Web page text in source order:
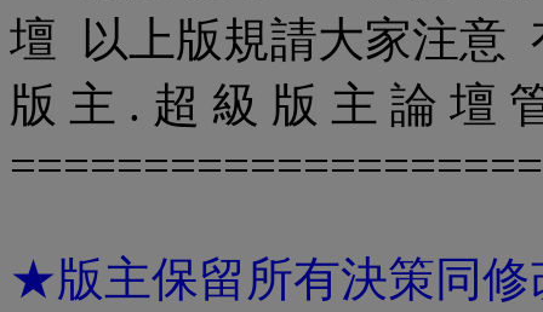
壇 以上版規請大家注意
版 主 . 超 級 版 主 論 壇
★版主保留所有決策同